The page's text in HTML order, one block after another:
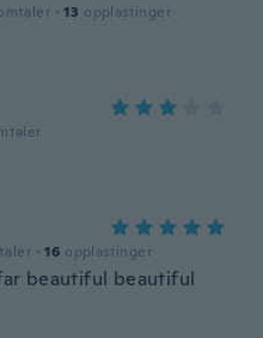
· 13 opplastinger
· 16 opplastinger
beautiful beautiful